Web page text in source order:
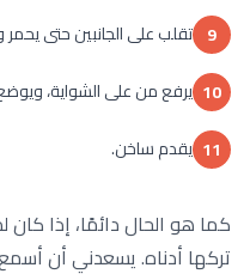
9 تقلب على الجانبين حتى
10 يرفع من على الشواية،
11 يقدم ساخن.
كما هو الحال دائمًا، إذا
تركها أدناه. يسعدني أن